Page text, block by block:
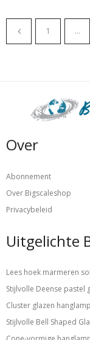
1 …
Over
Abonnement
Over Bigscaleshop
Privacybeleid
Uitgelichte
Lees hoek marmeren
Stijlvolle Deense pastel
Cluster glazen
Stijlvolle Bell Shaped